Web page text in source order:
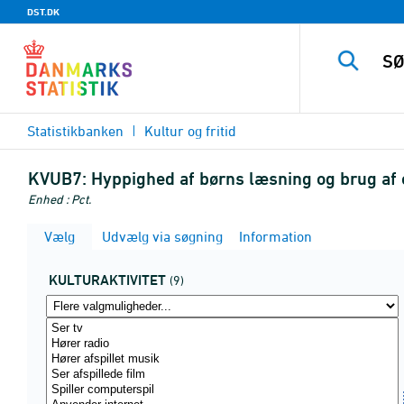
DST.DK
Statistikbanken Kultur og fritid
KVUB7: Hyppighed af børns læsning og brug af
Enhed : Pct.
Vælg Udvælg via søgning Information
KULTURAKTIVITET (9)